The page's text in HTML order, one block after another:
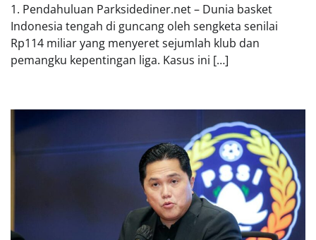
1. Pendahuluan Parksidediner.net – Dunia basket
Indonesia tengah di guncang oleh sengketa senilai
Rp114 miliar yang menyeret sejumlah klub dan
pemangku kepentingan liga. Kasus ini […]